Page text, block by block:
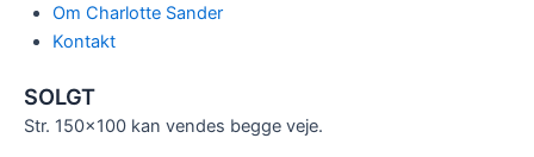
Om Charlotte Sander
Kontakt
SOLGT
Str. 150×100 kan vendes begge veje.